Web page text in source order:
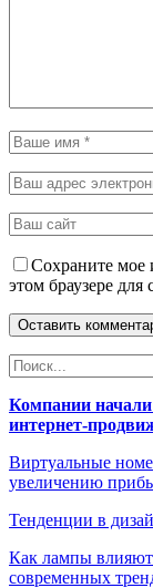
Сохраните мое
этом браузере
Компании
интернет-
Виртуальные
увеличению
Тенденции в
Как лампы влияют
современных